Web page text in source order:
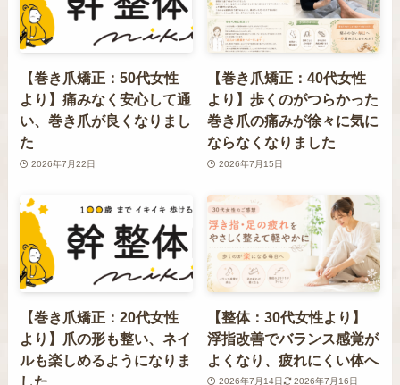
【巻き爪矯正：50代女性
より】痛みなく安心して通
い、巻き爪が良くなりまし
た
2026年7月22日
【巻き爪矯正：40代女性
より】歩くのがつらかった
巻き爪の痛みが徐々に気に
ならなくなりました
2026年7月15日
【巻き爪矯正：20代女性
より】爪の形も整い、ネイ
ルも楽しめるようになりま
した
【整体：30代女性より】
浮指改善でバランス感覚が
よくなり、疲れにくい体へ
2026年7月14日 2026年7月16日